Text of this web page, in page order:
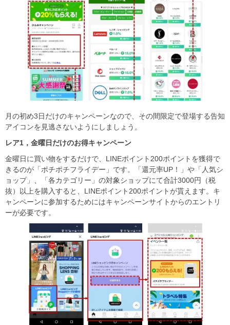
月の初め3日だけのキャンペーンなので、その間限定で登場する告知
アイコンを見逃さないようにしましょう。
レア1 ，金曜日だけのお得キャンペーン
金曜日に買い物をするだけで、LINEポイント200ポイントを獲得で
きるのが「ポチポチフライデー」です。「還元率UP！」や「人気シ
ョップ」、「各カテゴリー」の対象ショップにて合計3000円（税
抜）以上を購入すると、LINEポイント200ポイントが貰えます。キ
ャンペーンに参加するためにはキャンペーンサイトからのエントリ
ーが必要です。